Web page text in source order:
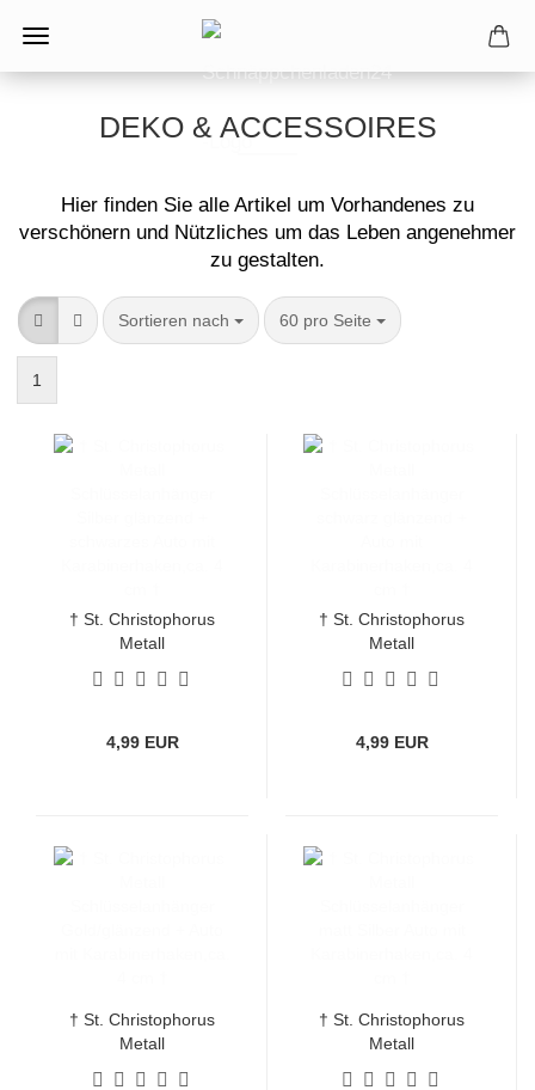
DEKO & ACCESSOIRES
Hier finden Sie alle Artikel um Vorhandenes zu
verschönern und Nützliches um das Leben angenehmer
zu gestalten.
Sortieren nach
Sortieren nach 60 pro Seite
pro Seite
1
† St. Christophorus
Metall
Silber glänzend +
Karabinerhaken,ca. 4
4,99 EUR
† St. Christophorus
Metall
schwarz glänzend +
Karabinerhaken,ca. 4
4,99 EUR
† St. Christophorus
Metall
† St. Christophorus
Metall